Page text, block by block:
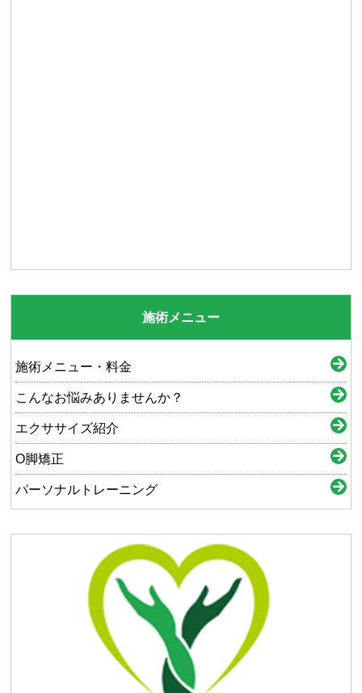
施術メニュー
施術メニュー・料金
こんなお悩みありませんか？
エクササイズ紹介
O脚矯正
パーソナルトレーニング